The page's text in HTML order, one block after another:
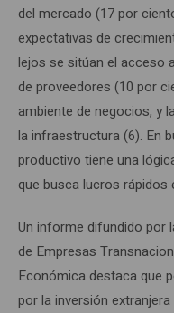
del mercado (17 por
expectativas de
lejos se sitúan el acceso
de proveedores (10 por
ambiente de negocios, y
la infraestructura (6). En
productivo tiene una
que busca lucros rápidos
Un informe difundido por
de Empresas
Económica destaca que
por la inversión